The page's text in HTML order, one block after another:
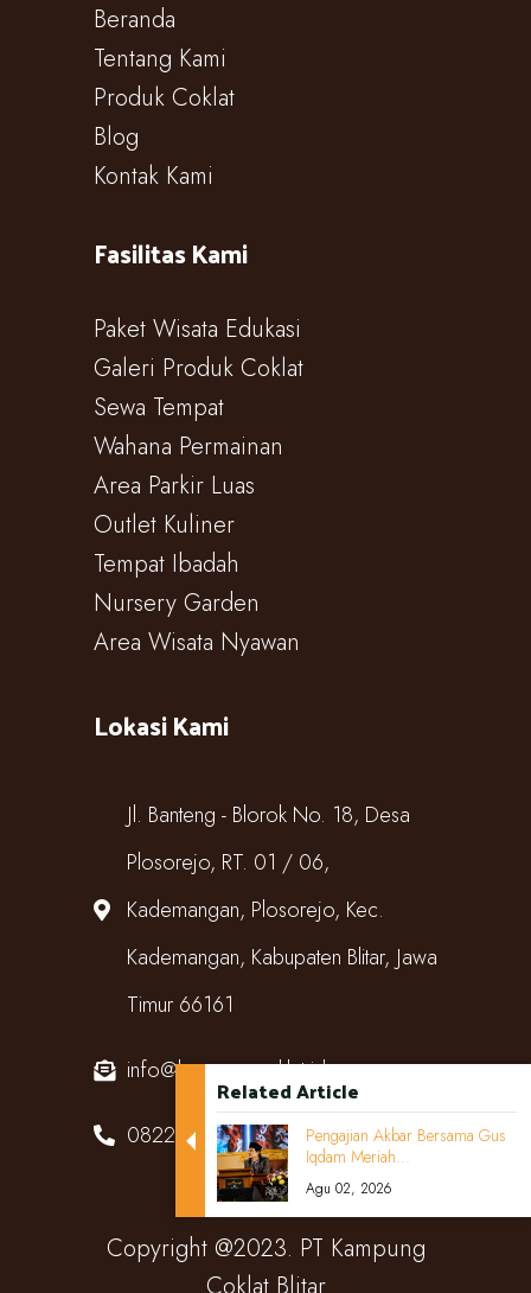
Related Article
Pengajian Akbar Bersama Gus
Iqdam Meriah...
Agu 02, 2026
Beranda
Tentang Kami
Produk Coklat
Blog
Kontak Kami
Fasilitas Kami
Paket Wisata Edukasi
Galeri Produk Coklat
Sewa Tempat
Wahana Permainan
Area Parkir Luas
Outlet Kuliner
Tempat Ibadah
Nursery Garden
Area Wisata Nyawan
Lokasi Kami
Jl. Banteng - Blorok No. 18, Desa
Plosorejo, RT. 01 / 06,
Kademangan, Plosorejo, Kec.
Kademangan, Kabupaten Blitar, Jawa
Timur 66161
info@kampungcoklat.id
082220567818
Copyright @2023. PT Kampung
Coklat Blitar